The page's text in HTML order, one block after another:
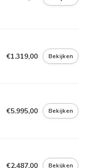
€1.319,00 Bekijken
€5.995,00 Bekijken
€2.487,00 Bekijken